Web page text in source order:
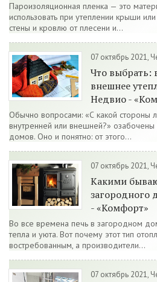
Пароизоляционная пленка — это
использовать при утеплении крыши
стены и кровлю от плесени и...
07 октябрь 2021,
Что выбрать:
внешнее
Недвио -
Обычно вопросами: «С какой стороны
внутренней или внешней?»
домов. Оно и понятно: от этого...
07 октябрь 2021,
Какими
загородного
- «Комфорт»
Во все времена печь в загородном
тепла и уюта. Вот почему этот тип
востребованным, а производители...
07 октябрь 2021,